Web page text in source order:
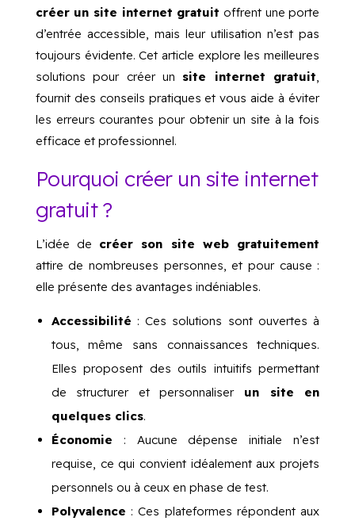
créer un site internet gratuit offrent une porte
d’entrée accessible, mais leur utilisation n’est pas
toujours évidente. Cet article explore les meilleures
solutions pour créer un site internet gratuit,
fournit des conseils pratiques et vous aide à éviter
les erreurs courantes pour obtenir un site à la fois
efficace et professionnel.
Pourquoi créer un site internet
gratuit ?
L’idée de créer son site web gratuitement
attire de nombreuses personnes, et pour cause :
elle présente des avantages indéniables.
Accessibilité : Ces solutions sont ouvertes à
tous, même sans connaissances techniques.
Elles proposent des outils intuitifs permettant
de structurer et personnaliser un site en
quelques clics.
Économie : Aucune dépense initiale n’est
requise, ce qui convient idéalement aux projets
personnels ou à ceux en phase de test.
Polyvalence : Ces plateformes répondent aux